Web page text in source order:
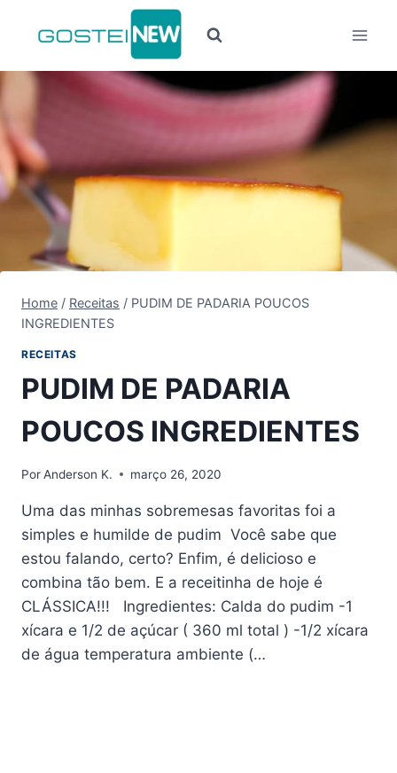
Conteúdo
Home / Receitas / PUDIM DE PADARIA POUCOS
INGREDIENTES
RECEITAS
PUDIM DE PADARIA
POUCOS INGREDIENTES
PorAnderson K. março 26, 2020
Uma das minhas sobremesas favoritas foi a
simples e humilde de pudim Você sabe que
estou falando, certo? Enfim, é delicioso e
combina tão bem. E a receitinha de hoje é
CLÁSSICA!!! Ingredientes: Calda do pudim -1
xícara e 1/2 de açúcar ( 360 ml total ) -1/2 xícara
de água temperatura ambiente (…